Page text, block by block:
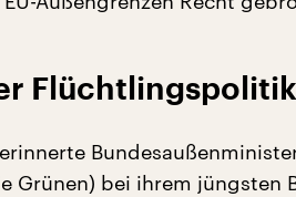
Flüchtlingspolitik
Grünen) bei ihrem jüngsten